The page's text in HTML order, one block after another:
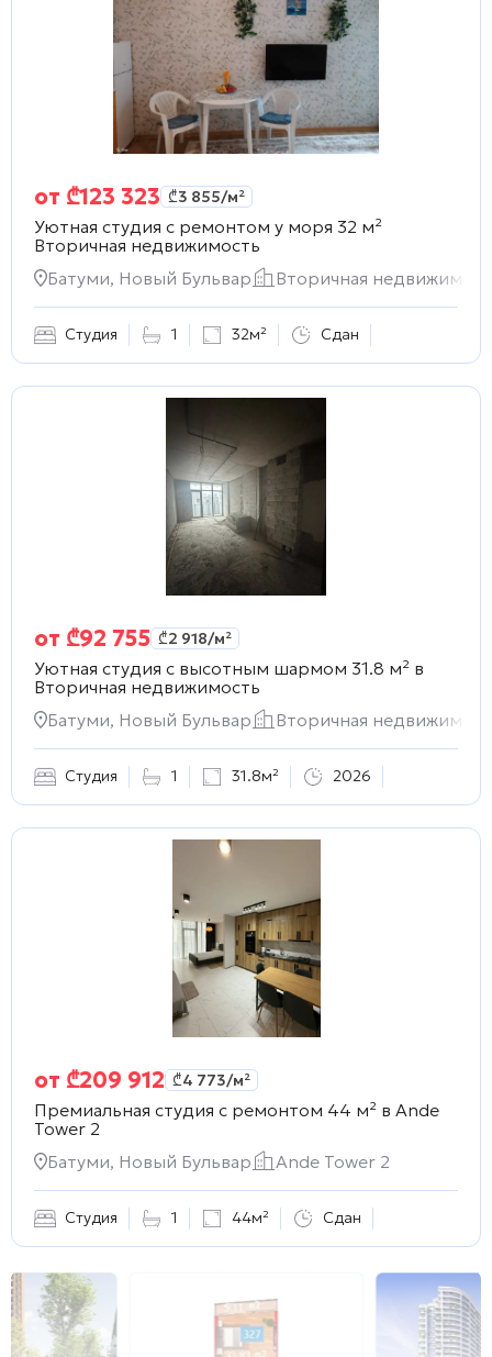
от ₾123 323 ₾3 855/м²
Уютная студия с ремонтом у моря 32 м²
Вторичная недвижимость
Батуми, Новый Бульвар
Вторичная
Студия 1 32м² Сдан
от ₾92 755 ₾2 918/м²
Уютная студия с высотным шармом 31.8 м² в
Вторичная недвижимость
Батуми, Новый Бульвар
Вторичная
Студия 1 31.8м² 2026
от ₾209 912 ₾4 773/м²
Премиальная студия с ремонтом 44 м² в Ande
Tower 2
Батуми, Новый Бульвар
Ande Tower 2
Студия 1 44м² Сдан